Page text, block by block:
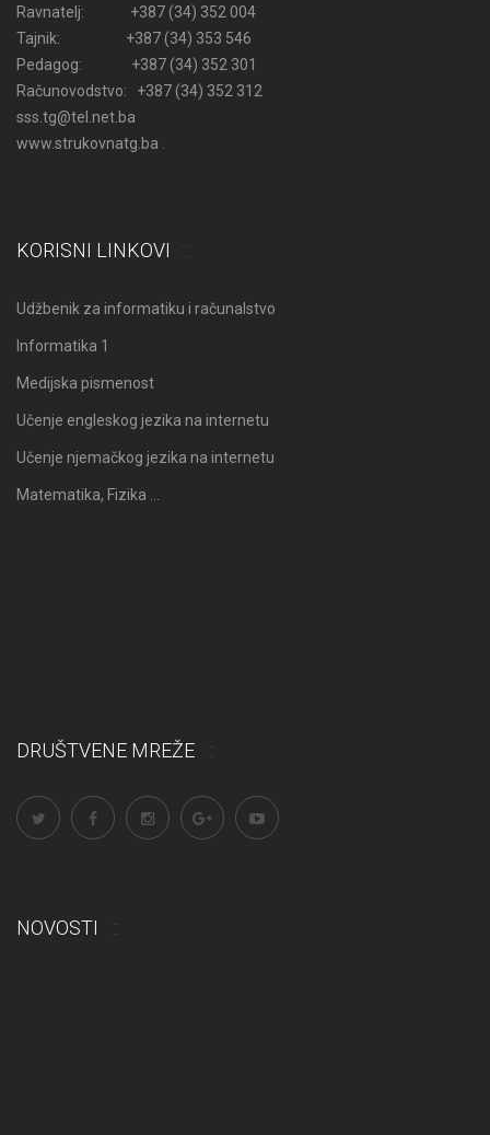
Ravnatelj: +387 (34) 352 004
Tajnik: +387 (34) 353 546
Pedagog: +387 (34) 352 301
Računovodstvo: +387 (34) 352 312
sss.tg@tel.net.ba
www.strukovnatg.ba .
KORISNI LINKOVI
Udžbenik za informatiku i računalstvo
Informatika 1
Medijska pismenost
Učenje engleskog jezika na internetu
Učenje njemačkog jezika na internetu
Matematika, Fizika …
DRUŠTVENE MREŽE
NOVOSTI